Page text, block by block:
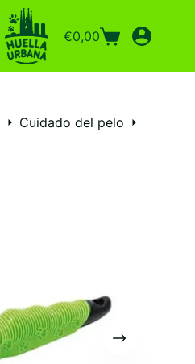
Carro
compra
€0,00
Cuidado del pelo